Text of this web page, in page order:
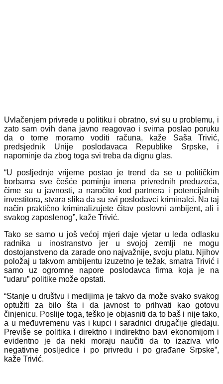
Uvlačenjem privrede u politiku i obratno, svi su u problemu, i
zato sam ovih dana javno reagovao i svima poslao poruku
da o tome moramo voditi računa, kaže Saša Trivić,
predsjednik Unije poslodavaca Republike Srpske, i
napominje da zbog toga svi treba da dignu glas.
“U posljednje vrijeme postao je trend da se u političkim
borbama sve češće pominju imena privrednih preduzeća,
čime su u javnosti, a naročito kod partnera i potencijalnih
investitora, stvara slika da su svi poslodavci kriminalci. Na taj
način praktično kriminalizujete čitav poslovni ambijent, ali i
svakog zaposlenog”, kaže Trivić.
Tako se samo u još većoj mjeri daje vjetar u leđa odlasku
radnika u inostranstvo jer u svojoj zemlji ne mogu
dostojanstveno da zarade ono najvažnije, svoju platu. Njihov
položaj u takvom ambijentu izuzetno je težak, smatra Trivić i
samo uz ogromne napore poslodavca firma koja je na
“udaru” politike može opstati.
“Stanje u društvu i medijima je takvo da može svako svakog
optužiti za bilo šta i da javnost to prihvati kao gotovu
činjenicu. Poslije toga, teško je objasniti da to baš i nije tako,
a u međuvremenu vas i kupci i saradnici drugačije gledaju.
Previše se politika i direktno i indirektno bavi ekonomijom i
evidentno je da neki moraju naučiti da to izaziva vrlo
negativne posljedice i po privredu i po građane Srpske”,
kaže Trivić.